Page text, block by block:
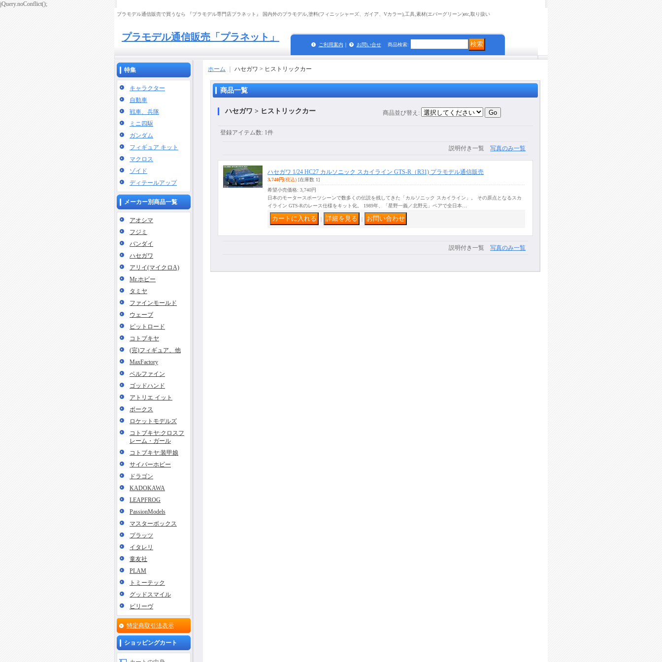
jQuery.noConflict();
プラモデル通信販売で買うなら 『プラモデル専門店プラネット』 国内外のプラモデル,塗料(フィニッシャーズ、ガイア、Vカラー),工具,素材(エバーグリーン)etc,取り扱い
プラモデル通信販売「プラネット」
ご利用案内 ｜ お問い合せ 商品検索:
特集
キャラクター
自動車
戦車、兵隊
ミニ四駆
ガンダム
フィギュア キット
マクロス
ゾイド
ディテールアップ
メーカー別商品一覧
アオシマ
フジミ
バンダイ
ハセガワ
アリイ(マイクロA)
Mr.ホビー
タミヤ
ファインモールド
ウェーブ
ピットロード
コトブキヤ
(完)フィギュア、他
MaxFactory
ベルファイン
ゴッドハンド
アトリエ イット
ボークス
ロケットモデルズ
コトブキヤ:クロスフ
レーム・ガール
コトブキヤ:装甲娘
サイバーホビー
ドラゴン
KADOKAWA
LEAPFROG
PassionModels
マスターボックス
プラッツ
イタレリ
童友社
PLAM
トミーテック
グッドスマイル
ビリーヴ
特定商取引法表示
ショッピングカート
ホーム ハセガワ > ヒストリックカー
商品一覧
ハセガワ > ヒストリックカー 商品並び替え :
登録アイテム数: 1件
説明付き一覧 写真のみ一覧
ハセガワ 1/24 HC27 カルソニック スカイライン GTS-R（R31) プラモデル通信販売
3,740円(税込) [在庫数 1]
希望小売価格: 3,740円
日本のモータースポーツシーンで数多くの伝説を残してきた「カルソニック スカイライン」。 その原点となるスカ
イライン GTS-Rのレース仕様をキット化。 1989年、「星野一義／北野元」ペアで全日本…
説明付き一覧 写真のみ一覧